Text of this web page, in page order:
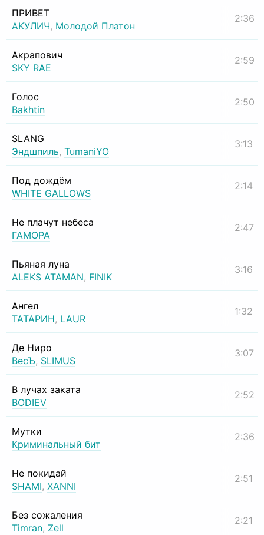
ПРИВЕТ
АКУЛИЧ, Молодой Платон
2:36
Акрапович
SKY RAE
2:59
Голос
Bakhtin
2:50
SLANG
Эндшпиль, TumaniYO
3:13
Под дождём
WHITE GALLOWS
2:14
Не плачут небеса
ГАМОРА
2:47
Пьяная луна
ALEKS ATAMAN, FINIK
3:16
Ангел
ТАТАРИН, LAUR
1:32
Де Ниро
ВесЪ, SLIMUS
3:07
В лучах заката
BODIEV
2:52
Мутки
Криминальный бит
2:36
Не покидай
SHAMI, XANNI
2:51
Без сожаления
Timran, Zell
2:21